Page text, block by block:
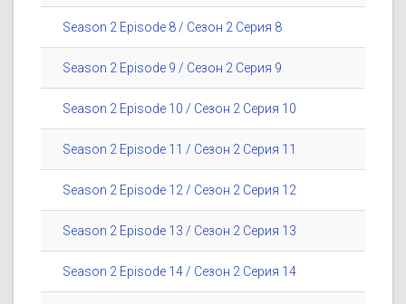
Season 2 Episode 8 / Сезон 2 Серия 8
Season 2 Episode 9 / Сезон 2 Серия 9
Season 2 Episode 10 / Сезон 2 Серия 10
Season 2 Episode 11 / Сезон 2 Серия 11
Season 2 Episode 12 / Сезон 2 Серия 12
Season 2 Episode 13 / Сезон 2 Серия 13
Season 2 Episode 14 / Сезон 2 Серия 14